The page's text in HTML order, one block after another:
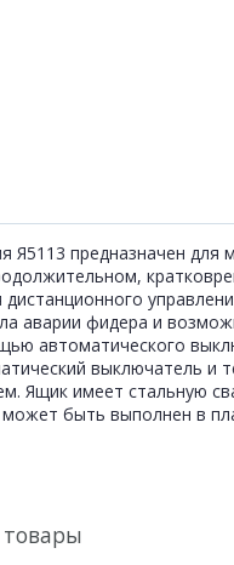
предназначен для
аварии фидера и
автоматического
выключатель
Ящик имеет стальную
быть выполнен в